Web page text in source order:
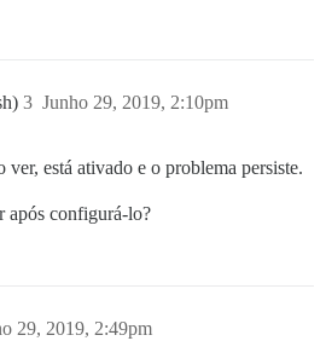
Junho 29, 2019, 2:10pm
3
ver, está ativado e o problema persiste.
após configurá-lo?
29, 2019, 2:49pm